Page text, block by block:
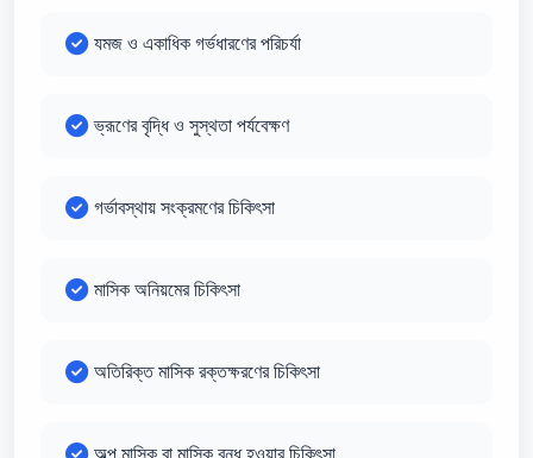
যমজ ও একাধিক গর্ভধারণের পরিচর্যা
ভ্রূণের বৃদ্ধি ও সুস্থতা পর্যবেক্ষণ
গর্ভাবস্থায় সংক্রমণের চিকিৎসা
মাসিক অনিয়মের চিকিৎসা
অতিরিক্ত মাসিক রক্তক্ষরণের চিকিৎসা